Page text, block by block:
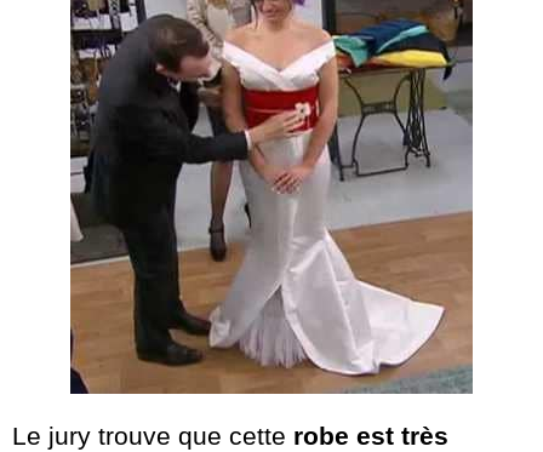
Le jury trouve que cette robe est très